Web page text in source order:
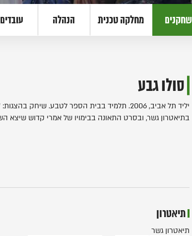
שחקנים מחלקה טכנית הנהלה עובדים
סולו גבע
יליד תל אביב, 2006. תלמיד בבית הספר לטבע.
בתיאטרון גשר, ובסרט התאונה בבימויו של אמרי קדוש שיצא
תיאטרון
תיאטרון גשר